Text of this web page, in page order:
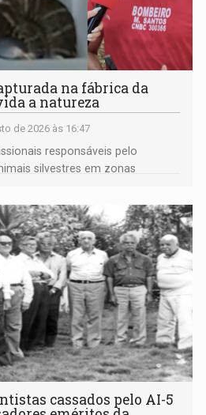
na fábrica da
a natureza
de 2026 às 16:47
responsáveis pelo
silvestres em zonas
cassados pelo AI-5